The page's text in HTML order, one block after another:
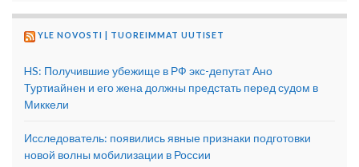
YLE NOVOSTI | TUOREIMMAT UUTISET
HS: Получившие убежище в РФ экс-депутат Ано
Туртиайнен и его жена должны предстать перед судом в
Миккели
Исследователь: появились явные признаки подготовки
новой волны мобилизации в России